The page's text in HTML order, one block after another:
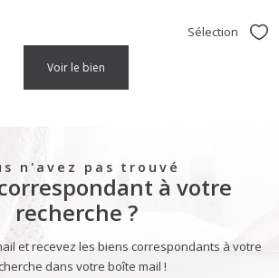
Sélection
voir le bien
n'avez pas trouvé
à votre
recherche ?
et recevez les biens correspondants à votre
dans votre boîte mail !